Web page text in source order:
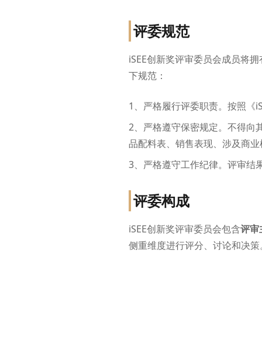
评委规范
iSEE创新奖评审委员会成员将
下规范：
1、严格履行评委职责。按照《
2、严格遵守保密规定。不得向
品配料表、销售表现、涉及商
3、严格遵守工作纪律。评审结
评委构成
iSEE创新奖评审委员会包含评审
侧重维度进行评分、讨论和决策